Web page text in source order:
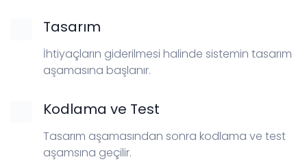
Tasarım
İhtiyaçların giderilmesi halinde sistemin tasarım
aşamasına başlanır.
Kodlama ve Test
Tasarım aşamasından sonra kodlama ve test
aşamsına geçilir.